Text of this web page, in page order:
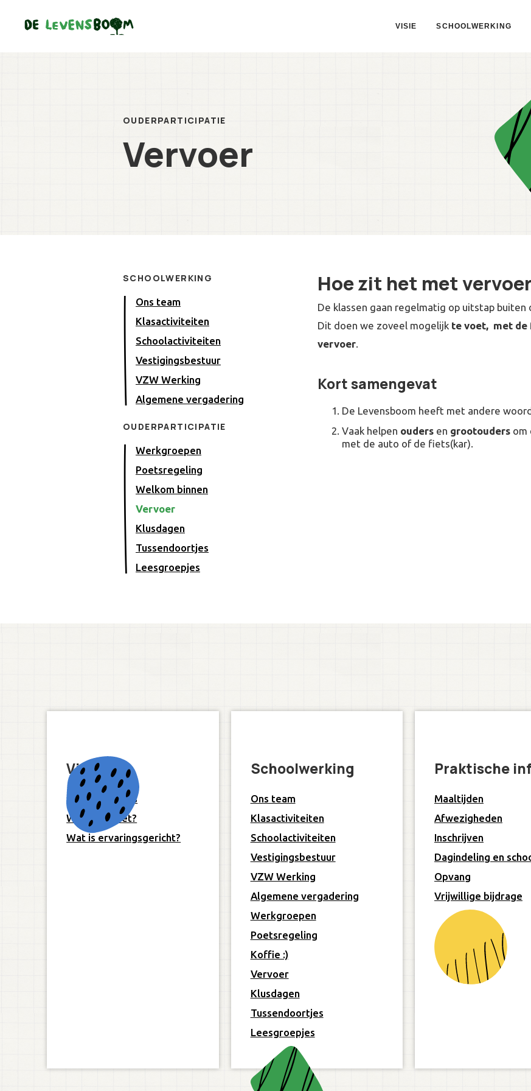
VISIE SCHOOLWERKING
OUDERPARTICIPATIE
Vervoer
SCHOOLWERKING
Ons team
Klasactiviteiten
Schoolactiviteiten
Vestigingsbestuur
VZW Werking
Algemene vergadering
OUDERPARTICIPATIE
Werkgroepen
Poetsregeling
Welkom binnen
Vervoer
Klusdagen
Tussendoortjes
Leesgroepjes
Hoe zit het met
De klassen gaan regelmatig op uitstap buiten
Dit doen we zoveel mogelijk te voet, met de
vervoer.
Kort samengevat
De Levensboom heeft met andere
Vaak helpen oudersen grootoudersom
met de auto of de fiets(kar).
Visie
Onze 10 pijlers
Wat is Freinet?
Wat is ervaringsgericht?
Schoolwerking
Ons team
Klasactiviteiten
Schoolactiviteiten
Vestigingsbestuur
VZW Werking
Algemene vergadering
Werkgroepen
Poetsregeling
Koffie :)
Vervoer
Klusdagen
Tussendoortjes
Leesgroepjes
Praktische
Maaltijden
Afwezigheden
Inschrijven
Dagindeling en
Opvang
Vrijwillige bijdrage